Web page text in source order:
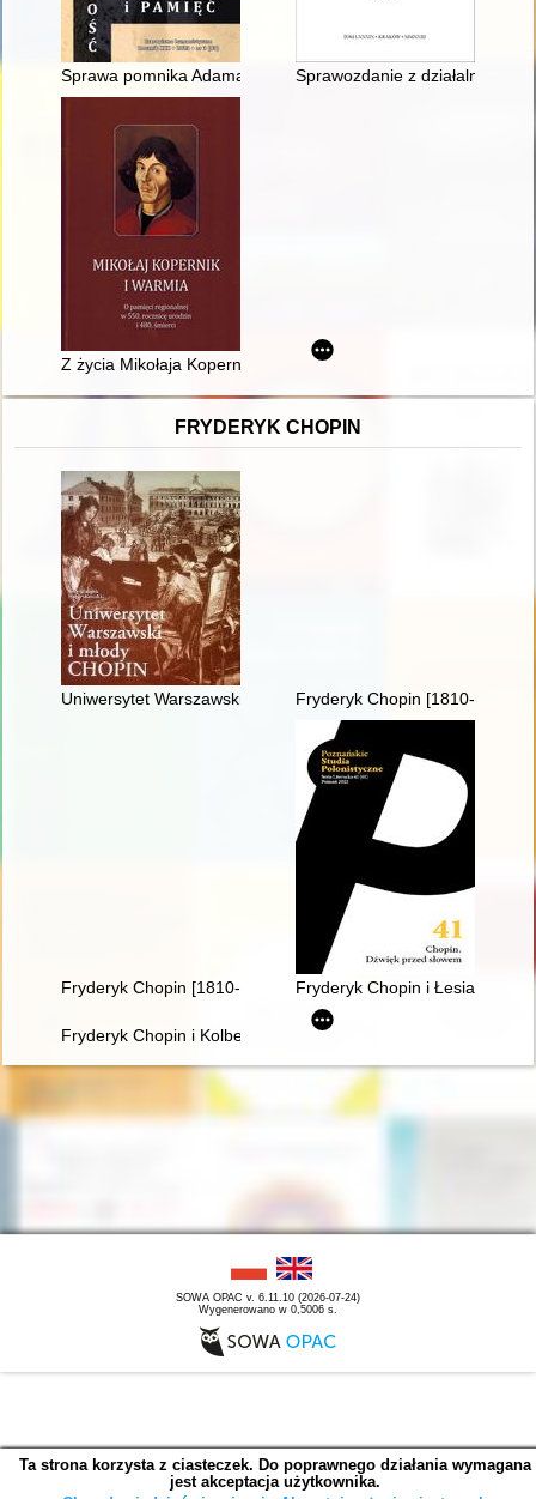
Sprawa pomnika Adama Mickiewicza na krakowskim Rynku
Sprawozdanie z działalności
Z życia Mikołaja Kopernika na Warmii
FRYDERYK CHOPIN
Uniwersytet Warszawski i młody ChopinFryderyk Chopin [1810-1849]
Fryderyk Chopin [1810-1949] wśród Polaków na obczyźnie
Fryderyk Chopin i Łesia
Fryderyk Chopin i Kolbergowie. Wspomnienia i inspiracje
SOWA OPAC v. 6.11.10 (2026-07-24)
Wygenerowano w 0,5006 s.
Ta strona korzysta z ciasteczek. Do poprawnego działania wymagana
jest akceptacja użytkownika.